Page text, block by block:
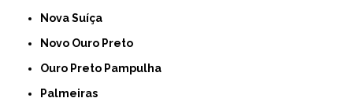
Nova Suíça
Novo Ouro Preto
Ouro Preto Pampulha
Palmeiras